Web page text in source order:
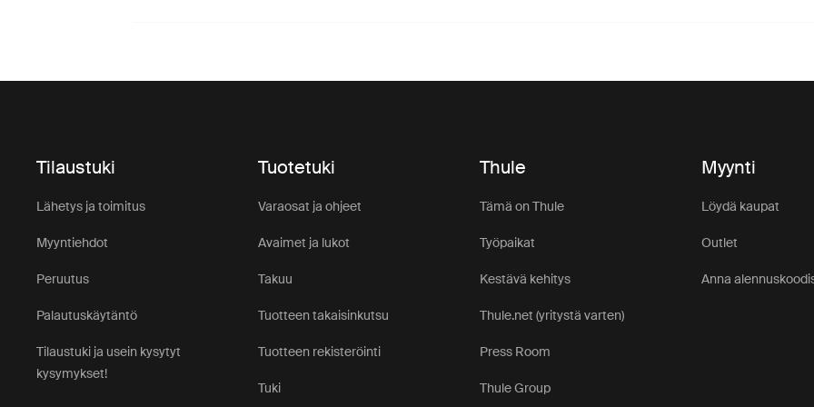
Tilaustuki
Lähetys ja toimitus
Myyntiehdot
Peruutus
Palautuskäytäntö
Tilaustuki ja usein kysytyt
kysymykset!
Tuotetuki
Varaosat ja ohjeet
Avaimet ja lukot
Takuu
Tuotteen takaisinkutsu
Tuotteen rekisteröinti
Tuki
Thule
Tämä on Thule
Työpaikat
Kestävä kehitys
Thule.net (yritystä varten)
Press Room
Thule Group
Myynti
Löydä kaupat
Outlet
Anna